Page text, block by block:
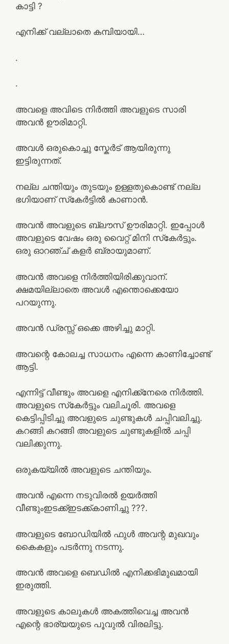
കാട്ടി ?
എനിക്ക് വല്ലാതെ കമ്പിയായി…
.
.
അവളെ അവിടെ നിർത്തി അവളുടെ സാരി
അവന്‍ ഊരിമാറ്റി.
അവൾ ഒരുകൊച്ചു സ്കേർട് ആയിരുന്നു
ഇട്ടിരുന്നത്.
നല്ല ചന്തിയും തുടയും ഉള്ളതുകൊണ്ട് നല്ല
ഭഗിയാണ് സ്‌കേർട്ടിൽ കാണാൻ.
അവൻ അവളുടെ ബ്ലൗസ് ഊരിമാറ്റി. ഇപ്പോൾ
അവളുടെ വേഷം ഒരു വൈറ്റ് മിനി സ്‌കേർട്ടും.
ഒരു ഓറഞ്ച് കളർ ബ്രായുമാണ്.
അവൻ അവളെ നിർത്തിയിരിക്കുവാന്.
ക്ഷമയില്ലാതെ അവൾ എന്തൊക്കെയോ
പറയുന്നു.
അവൻ ഡ്രസ്സ് ഒക്കെ അഴിച്ചു മാറ്റി.
അവന്റെ കോലച്ച സാധനം എന്നെ കാണിച്ചോണ്ട്
ആട്ടി.
എന്നിട്ട് വീണ്ടും അവളെ എനിക്ക്നേരെ നിർത്തി.
അവളുടെ സ്‌കേർട്ടും വലിചൂരി. അവളെ
കെട്ടിപ്പിടിച്ചു അവളുടെ ചുണ്ടുകൾ ചപ്പിവലിച്ചു.
കറങ്ങി കറങ്ങി അവളുടെ ചുണ്ടുകളിൽ ചപ്പി
വലിക്കുന്നു.
ഒരുകയ്യിൽ അവളുടെ ചന്തിയും.
അവൻ എന്നെ നടുവിരൽ ഉയർത്തി
വീണ്ടുംഇടക്ക്ഇടക്ക്കാണിച്ചു ???.
അവളുടെ ബോഡിയിൽ ഫുൾ അവന്റ മുഖവും
കൈകളും പടർന്നു നടന്നു.
അവൻ അവളെ ബെഡിൽ എനിക്കഭിമുഖമായി
ഇരുത്തി.
അവളുടെ കാലുകൾ അകത്തിവെച്ച അവൻ
എന്റെ ഭാര്യയുടെ പൂവുൽ വിരലിട്ടു.